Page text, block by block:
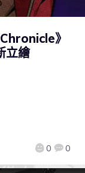
》
立繪
0 0